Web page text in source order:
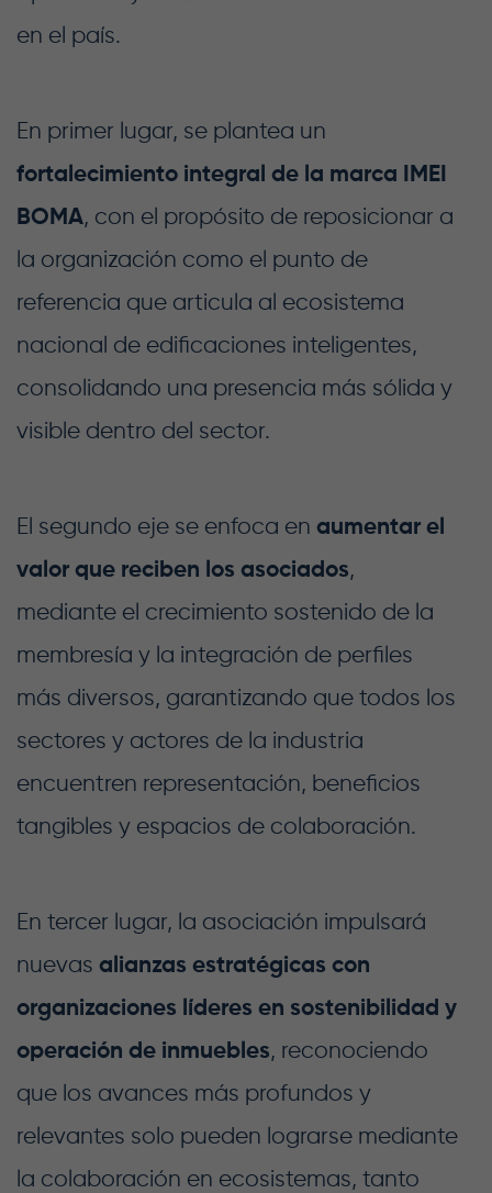
en el país.
En primer lugar, se plantea un
fortalecimiento integral de la marca IMEI
BOMA, con el propósito de reposicionar a
la organización como el punto de
referencia que articula al ecosistema
nacional de edificaciones inteligentes,
consolidando una presencia más sólida y
visible dentro del sector.
El segundo eje se enfoca en aumentar el
valor que reciben los asociados,
mediante el crecimiento sostenido de la
membresía y la integración de perfiles
más diversos, garantizando que todos los
sectores y actores de la industria
encuentren representación, beneficios
tangibles y espacios de colaboración.
En tercer lugar, la asociación impulsará
nuevas alianzas estratégicas con
organizaciones líderes en sostenibilidad y
operación de inmuebles, reconociendo
que los avances más profundos y
relevantes solo pueden lograrse mediante
la colaboración en ecosistemas, tanto